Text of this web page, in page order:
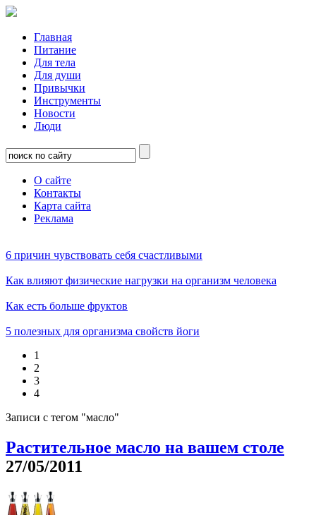
Главная
Питание
Для тела
Для души
Привычки
Инструменты
Новости
Люди
О сайте
Контакты
Карта сайта
Реклама
6 причин чувствовать себя счастливыми
Как влияют физические нагрузки на организм человека
Как есть больше фруктов
5 полезных для организма свойств йоги
1
2
3
4
Записи с тегом "масло"
Растительное масло на вашем столе
27/05/2011